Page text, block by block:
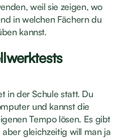
weil sie zeigen, wo
in welchen Fächern du
kannst.
in der Schule statt. Du
und kannst die
Tempo lösen. Es gibt
gleichzeitig will man ja